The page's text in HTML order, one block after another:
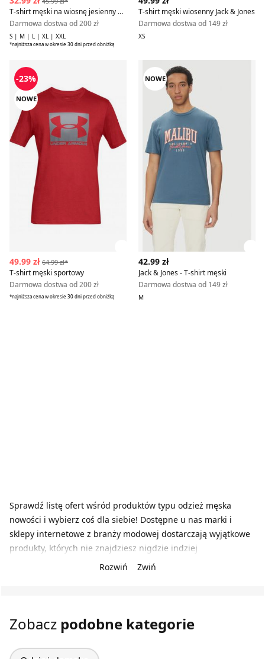
T-shirt męski na wiosnę jesienny Reserved
Darmowa dostwa od 200 zł
S | M | L | XL | XXL
*najniższa cena w okresie 30 dni przed obniżką
T-shirt męski wiosenny Jack & Jones
Darmowa dostwa od 149 zł
XS
T-shirt męski sportowy
-23%
NOWE
Zobacz szczegóły produktu
49.99 zł 64.99 zł*
T-shirt męski sportowy
Darmowa dostwa od 200 zł
*najniższa cena w okresie 30 dni przed obniżką
Jack & Jones - T-shirt męski
NOWE
42.99 zł
Jack & Jones - T-shirt męski
Darmowa dostwa od 149 zł
M
Sprawdź listę ofert wśród produktów typu odzież męska
nowości i wybierz coś dla siebie! Dostępne u nas marki i
sklepy internetowe z branży modowej dostarczają wyjątkowe
produkty, których nie znajdziesz nigdzie indziej
Rozwiń
Zwiń
Zobacz podobne kategorie